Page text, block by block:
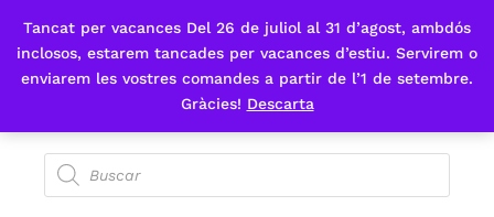
Tancat per vacances Del 26 de juliol al 31 d’agost, ambdós
inclosos, estarem tancades per vacances d’estiu. Servirem o
enviarem les vostres comandes a partir de l’1 de setembre.
Gràcies! Descarta
Fes-te'n sòcia